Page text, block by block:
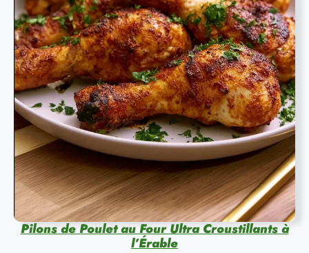
Pilons de Poulet au Four Ultra Croustillants à
l’Érable